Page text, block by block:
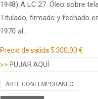
1948) A LC 27. Óleo sobre
Titulado, firmado y fechado
1970 al…
Precio de salida 5.300,00 €
>> PUJAR AQUÍ
ARTE CONTEMPORANEO